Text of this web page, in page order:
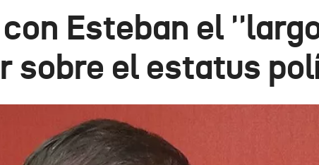
Esteban el
sobre el estatus